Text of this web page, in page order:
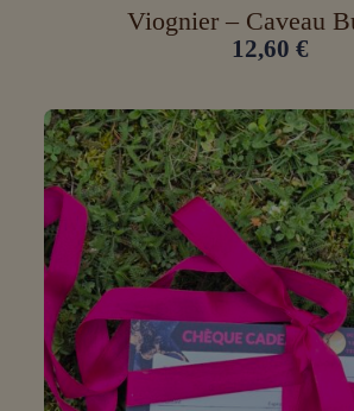
Viognier – Caveau
12,60€